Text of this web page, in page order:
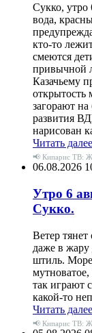
Сукко, утро
вода,
кто-то
смеются
привычной
Казачьему
открытость
загорают на
развития
нарисован
Читать
📢 Кипарис ТВ:
06.08.2026
Утро 6
Сукко.
Ветер
даже в
штиль. Море
так играют
какой-то
Читать
📢 Кипарис ТВ: